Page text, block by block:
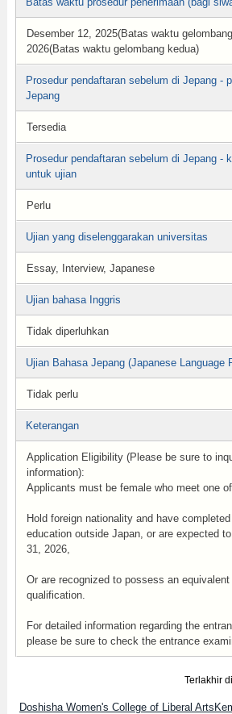
Desember 12, 2025(Batas waktu
2026(Batas waktu gelombang kedua)
Prosedur pendaftaran sebelum di Jepang -
Jepang
Tersedia
Prosedur pendaftaran sebelum di Jepang -
untuk ujian
Perlu
Ujian yang diselenggarakan universitas
Essay, Interview, Japanese
Ujian bahasa Inggris
Tidak diperluhkan
Ujian Bahasa Jepang (Japanese Language
Tidak perlu
Keterangan
Application Eligibility (Please be sure to
information):
Applicants must be female who meet one
Hold foreign nationality and have
education outside Japan, or are expected
31, 2026,
Or are recognized to possess an equivalent
qualification.
For detailed information regarding the
please be sure to check the entrance
Terlakhir
Doshisha Women's College of Liberal